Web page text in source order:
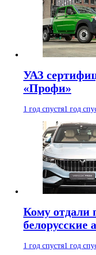
УАЗ
«Профи»
1 год спустя1 год
Кому отдали
белорусские
1 год спустя1 год